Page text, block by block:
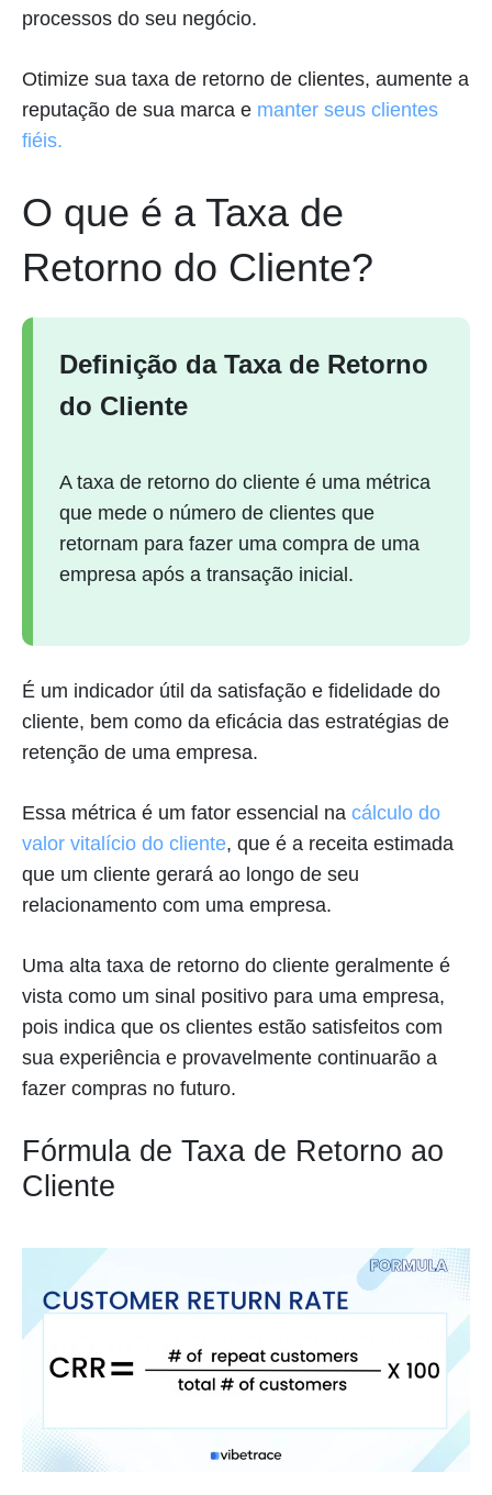
processos do seu negócio.
Otimize sua taxa de retorno de clientes, aumente a
reputação de sua marca e manter seus clientes
fiéis.
O que é a Taxa de
Retorno do Cliente?
Definição da Taxa de Retorno
do Cliente
A taxa de retorno do cliente é uma métrica
que mede o número de clientes que
retornam para fazer uma compra de uma
empresa após a transação inicial.
É um indicador útil da satisfação e fidelidade do
cliente, bem como da eficácia das estratégias de
retenção de uma empresa.
Essa métrica é um fator essencial na cálculo do
valor vitalício do cliente, que é a receita estimada
que um cliente gerará ao longo de seu
relacionamento com uma empresa.
Uma alta taxa de retorno do cliente geralmente é
vista como um sinal positivo para uma empresa,
pois indica que os clientes estão satisfeitos com
sua experiência e provavelmente continuarão a
fazer compras no futuro.
Fórmula de Taxa de Retorno ao
Cliente